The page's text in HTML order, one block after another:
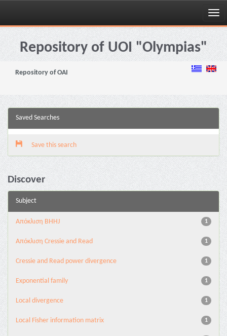
Skip
navigationRepository of UOI "Olympias"
Repository of OAI
Saved Searches
Save this search
Discover
Subject
1
Aπόκλιση BHHJ
1
Aπόκλιση Cressie and Read
1
Cressie and Read power divergence
1
Exponential family
1
Local divergence
1
Local Fisher information matrix